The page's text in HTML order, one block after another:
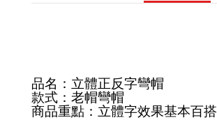
品名：立體正反字彎帽
款式：老帽彎帽
商品重點：立體字效果基本百搭